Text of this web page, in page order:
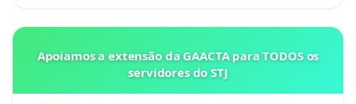
Apoiamos a extensão da GAACTA para TODOS os
servidores do STJ